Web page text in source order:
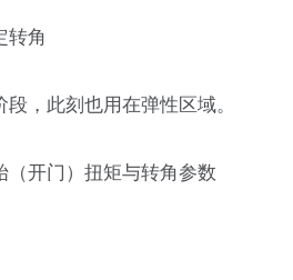
转角
，此刻也用在弹性区域。
（开门）扭矩与转角参数